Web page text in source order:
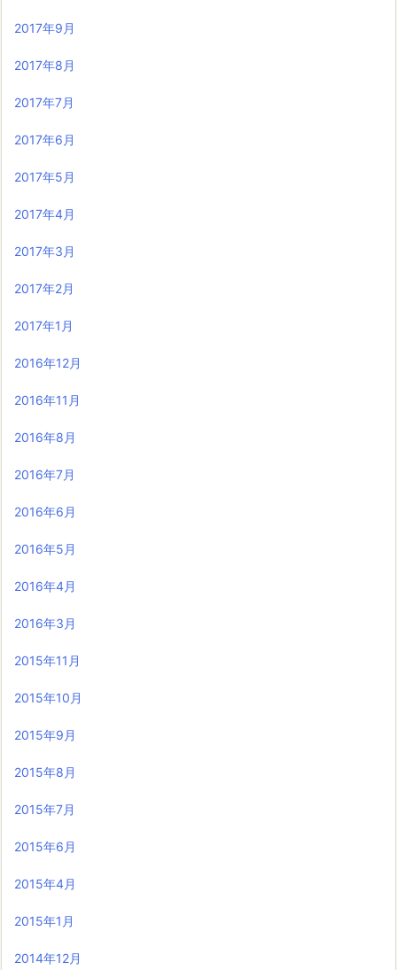
2017年9月
2017年8月
2017年7月
2017年6月
2017年5月
2017年4月
2017年3月
2017年2月
2017年1月
2016年12月
2016年11月
2016年8月
2016年7月
2016年6月
2016年5月
2016年4月
2016年3月
2015年11月
2015年10月
2015年9月
2015年8月
2015年7月
2015年6月
2015年4月
2015年1月
2014年12月